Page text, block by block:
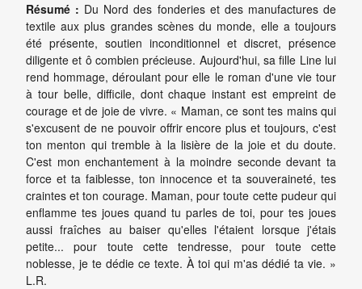
Résumé : Du Nord des fonderies et des manufactures de
textile aux plus grandes scènes du monde, elle a toujours
été présente, soutien inconditionnel et discret, présence
diligente et ô combien précieuse. Aujourd'hui, sa fille Line lui
rend hommage, déroulant pour elle le roman d'une vie tour
à tour belle, difficile, dont chaque instant est empreint de
courage et de joie de vivre. « Maman, ce sont tes mains qui
s'excusent de ne pouvoir offrir encore plus et toujours, c'est
ton menton qui tremble à la lisière de la joie et du doute.
C'est mon enchantement à la moindre seconde devant ta
force et ta faiblesse, ton innocence et ta souveraineté, tes
craintes et ton courage. Maman, pour toute cette pudeur qui
enflamme tes joues quand tu parles de toi, pour tes joues
aussi fraîches au baiser qu'elles l'étaient lorsque j'étais
petite... pour toute cette tendresse, pour toute cette
noblesse, je te dédie ce texte. À toi qui m'as dédié ta vie. »
L.R.